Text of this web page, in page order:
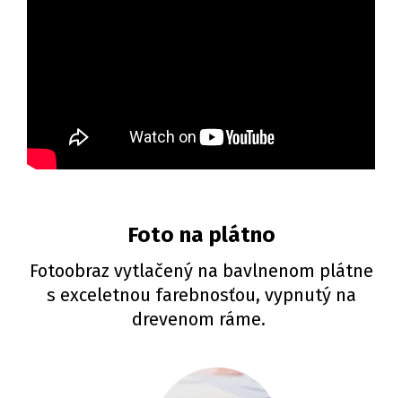
Foto na plátno
Fotoobraz vytlačený na bavlnenom plátne
s exceletnou farebnosťou, vypnutý na
drevenom ráme.